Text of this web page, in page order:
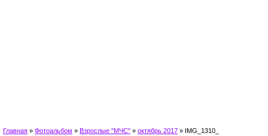
Главная » Фотоальбом » Взрослые "МЧС" » октябрь 2017 » IMG_1310_